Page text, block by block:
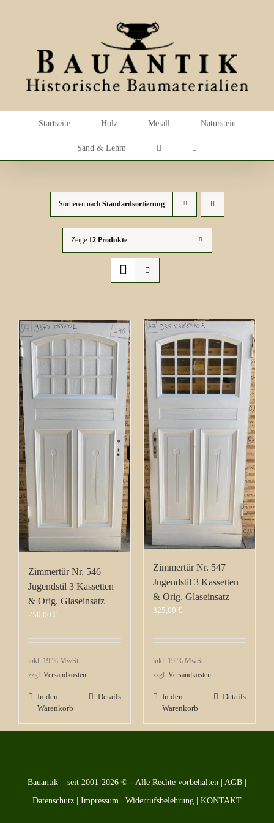
Startseite Holz Metall Naturstein
Sand & Lehm
Sortieren nach Standardsortierung
Zeige 12 Produkte
Zimmertür Nr. 546
Jugendstil 3 Kassetten
& Orig. Glaseinsatz
250,00 €
inkl. 19 % MwSt.
zzgl. Versandkosten
In den
Warenkorb
Details
Zimmertür Nr. 547
Jugendstil 3 Kassetten
& Orig. Glaseinsatz
325,00 €
inkl. 19 % MwSt.
zzgl. Versandkosten
In den
Warenkorb
Details
Bauantik – seit 2001-2026 © - Alle Rechte vorbehalten | AGB
Datenschutz
Impressum Widerrufsbelehrung KONTAKT